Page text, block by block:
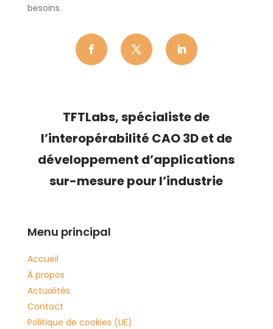
besoins.
TFTLabs, spécialiste de
l’interopérabilité CAO 3Det de
développement d’applications
sur-mesure pour l’industrie
Menu principal
Accueil
À propos
Actualités
Contact
Politique de cookies (UE)